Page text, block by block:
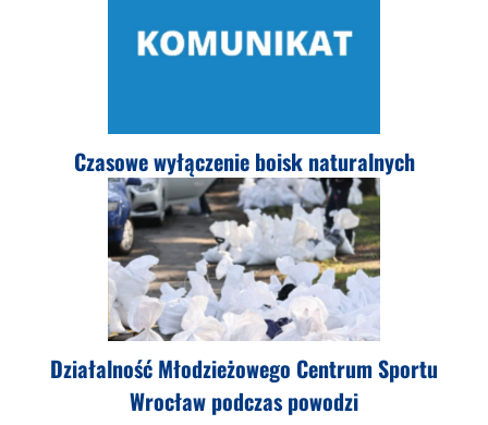
Czasowe wyłączenie boisk naturalnych
Działalność Młodzieżowego Centrum Sportu
Wrocław podczas powodzi